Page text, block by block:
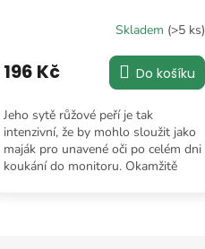
Skladem (>5 ks)
196 Kč Do košíku
Jeho sytě růžové peří je tak
intenzivní, že by mohlo sloužit jako
maják pro unavené oči po celém dni
koukání do monitoru. Okamžitě